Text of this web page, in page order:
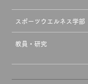
スポーツウエルネス学部
教員・研究